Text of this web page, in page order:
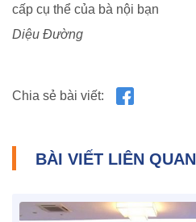
NHỊP CẦU NHÂN ÁI
Địa chỉ nhân ái
cấp cụ thể của bà nội bạn
Diệu Đường
Chia sẻ bài viết:
BÀI VIẾT LIÊN QUAN